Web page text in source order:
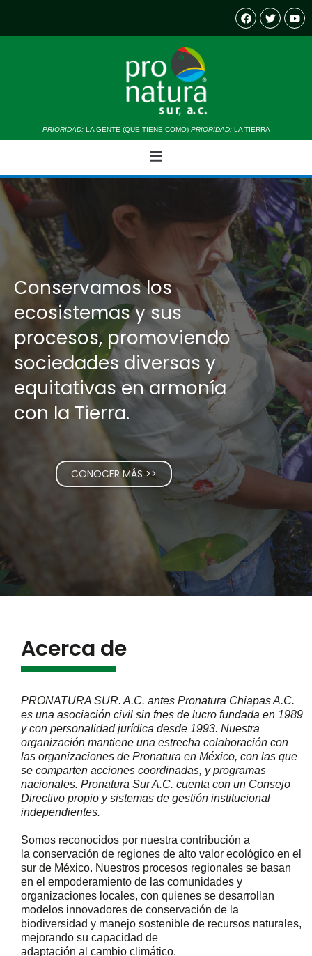
PRIORIDAD:LA GENTE (QUE TIENE COMO) PRIORIDAD:LA TIERRA
Conservamos los
ecosistemas y sus
procesos, promoviendo
sociedades diversas y
equitativas en armonía
con la Tierra.
CONOCER MÁS >>
Acerca de
PRONATURA SUR. A.C. antes Pronatura Chiapas A.C.
es una asociación civil sin fnes de lucro fundada en 1989
y con personalidad jurídica desde 1993. Nuestra
organización mantiene una estrecha colaboración con
las organizaciones de Pronatura en México, con las que
se comparten acciones coordinadas, y programas
nacionales. Pronatura Sur A.C. cuenta con un Consejo
Directivo propio y sistemas de gestión institucional
independientes.
Somos reconocidos por nuestra contribución a
la conservación de regiones de alto valor ecológico en el
sur de México. Nuestros procesos regionales se basan
en el empoderamiento de las comunidades y
organizaciones locales, con quienes se desarrollan
modelos innovadores de conservación de la
biodiversidad y manejo sostenible de recursos naturales,
mejorando su capacidad de
adaptación al cambio climático.